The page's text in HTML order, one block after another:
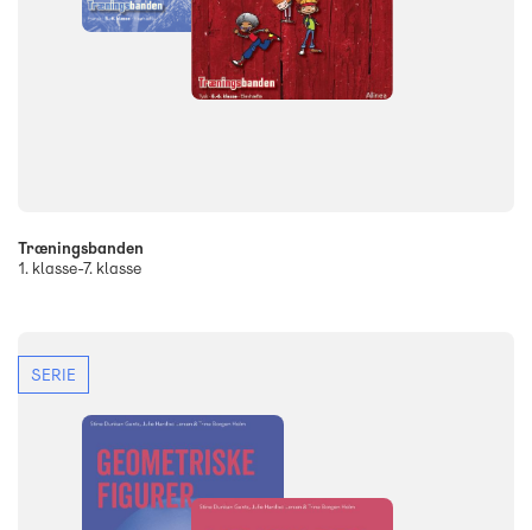
Træningsbanden
1. klasse-7. klasse
SERIE